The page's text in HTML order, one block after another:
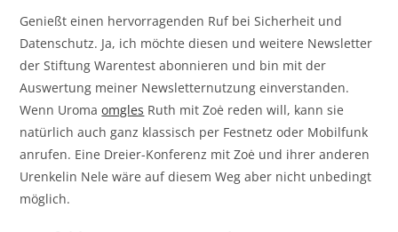
Genießt einen hervorragenden Ruf bei Sicherheit und
Datenschutz. Ja, ich möchte diesen und weitere Newsletter
der Stiftung Warentest abonnieren und bin mit der
Auswertung meiner Newsletternutzung einverstanden.
Wenn Uromaomgles Ruth mit Zoė reden will, kann sie
natürlich auch ganz klassisch per Fest­netz oder Mobil­funk
anrufen. Eine Dreier-Konferenz mit Zoė und ihrer anderen
Urenkelin Nele wäre auf diesem Weg aber nicht unbe­dingt
möglich.